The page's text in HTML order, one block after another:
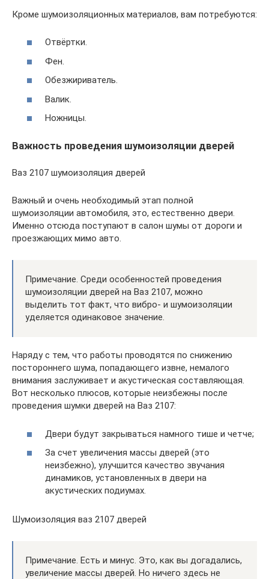
Кроме шумоизоляционных материалов, вам потребуются:
Отвёртки.
Фен.
Обезжириватель.
Валик.
Ножницы.
Важность проведения шумоизоляции дверей
Ваз 2107 шумоизоляция дверей
Важный и очень необходимый этап полной
шумоизоляции автомобиля, это, естественно двери.
Именно отсюда поступают в салон шумы от дороги и
проезжающих мимо авто.
Примечание. Среди особенностей проведения
шумоизоляции дверей на Ваз 2107, можно
выделить тот факт, что вибро- и шумоизоляции
уделяется одинаковое значение.
Наряду с тем, что работы проводятся по снижению
постороннего шума, попадающего извне, немалого
внимания заслуживает и акустическая составляющая.
Вот несколько плюсов, которые неизбежны после
проведения шумки дверей на Ваз 2107:
Двери будут закрываться намного тише и четче;
За счет увеличения массы дверей (это
неизбежно), улучшится качество звучания
динамиков, установленных в двери на
акустических подиумах.
Шумоизоляция ваз 2107 дверей
Примечание. Есть и минус. Это, как вы догадались,
увеличение массы дверей. Но ничего здесь не